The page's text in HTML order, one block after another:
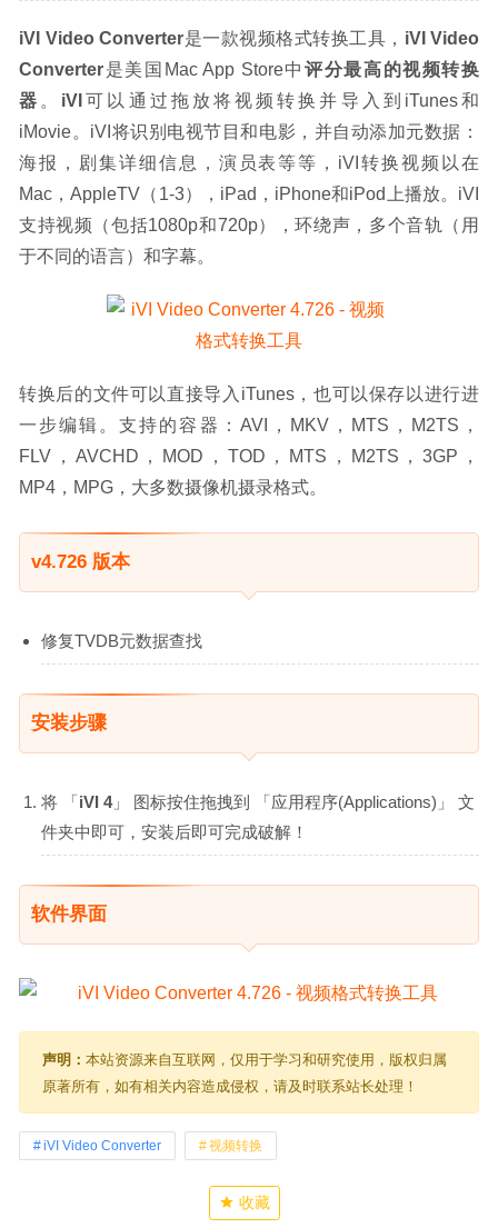
iVI Video Converter是一款视频格式转换工具， iVI Video
Converter是美国Mac App Store中 评分最高的视频转换
器 。 iVI 可以通过拖放将视频转换并导入到iTunes和
iMovie。iVI将识别电视节目和电影，并自动添加元数据：
海报，剧集详细信息，演员表等等，iVI转换视频以在
Mac，AppleTV（1-3），iPad，iPhone和iPod上播放。iVI
支持视频（包括1080p和720p），环绕声，多个音轨（用
于不同的语言）和字幕。
转换后的文件可以直接导入iTunes，也可以保存以进行进
一步编辑。支持的容器：AVI，MKV，MTS，M2TS，
FLV，AVCHD，MOD，TOD，MTS，M2TS，3GP，
MP4，MPG，大多数摄像机摄录格式。
v4.726 版本
修复TVDB元数据查找
安装步骤
将 「iVI 4」 图标按住拖拽到 「应用程序(Applications)」 文
件夹中即可，安装后即可完成破解！
软件界面
声明： 本站资源来自互联网，仅用于学习和研究使用，版权归属
原著所有，如有相关内容造成侵权，请及时联系站长处理！
iVI Video Converter 视频转换
收藏